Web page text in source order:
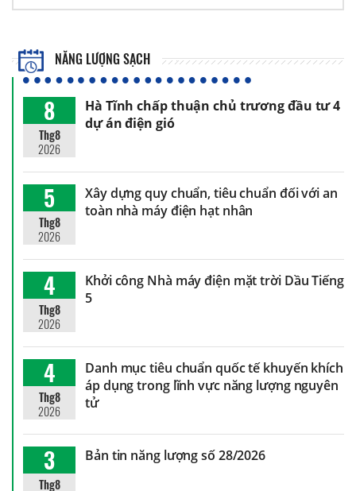
NĂNG LƯỢNG SẠCH
8
Thg8
2026
Hà Tĩnh chấp thuận chủ trương đầu tư 4
dự án điện gió
5
Thg8
2026
Xây dựng quy chuẩn, tiêu chuẩn đối với an
toàn nhà máy điện hạt nhân
4
Thg8
2026
Khởi công Nhà máy điện mặt trời Dầu Tiếng
5
4
Thg8
2026
Danh mục tiêu chuẩn quốc tế khuyến khích
áp dụng trong lĩnh vực năng lượng nguyên
tử
3
Thg8
Bản tin năng lượng số 28/2026